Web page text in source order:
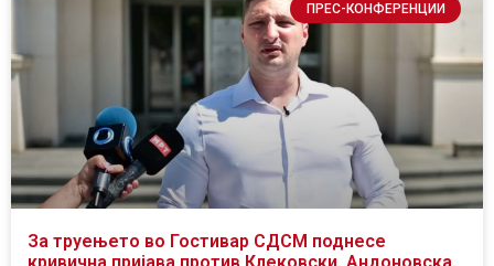
ПРЕС-КОНФЕРЕНЦИИ
За труењето во Гостивар СДСМ поднесе